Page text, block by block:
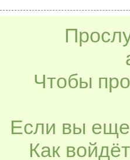
Чтобы
Если вы еще
Как